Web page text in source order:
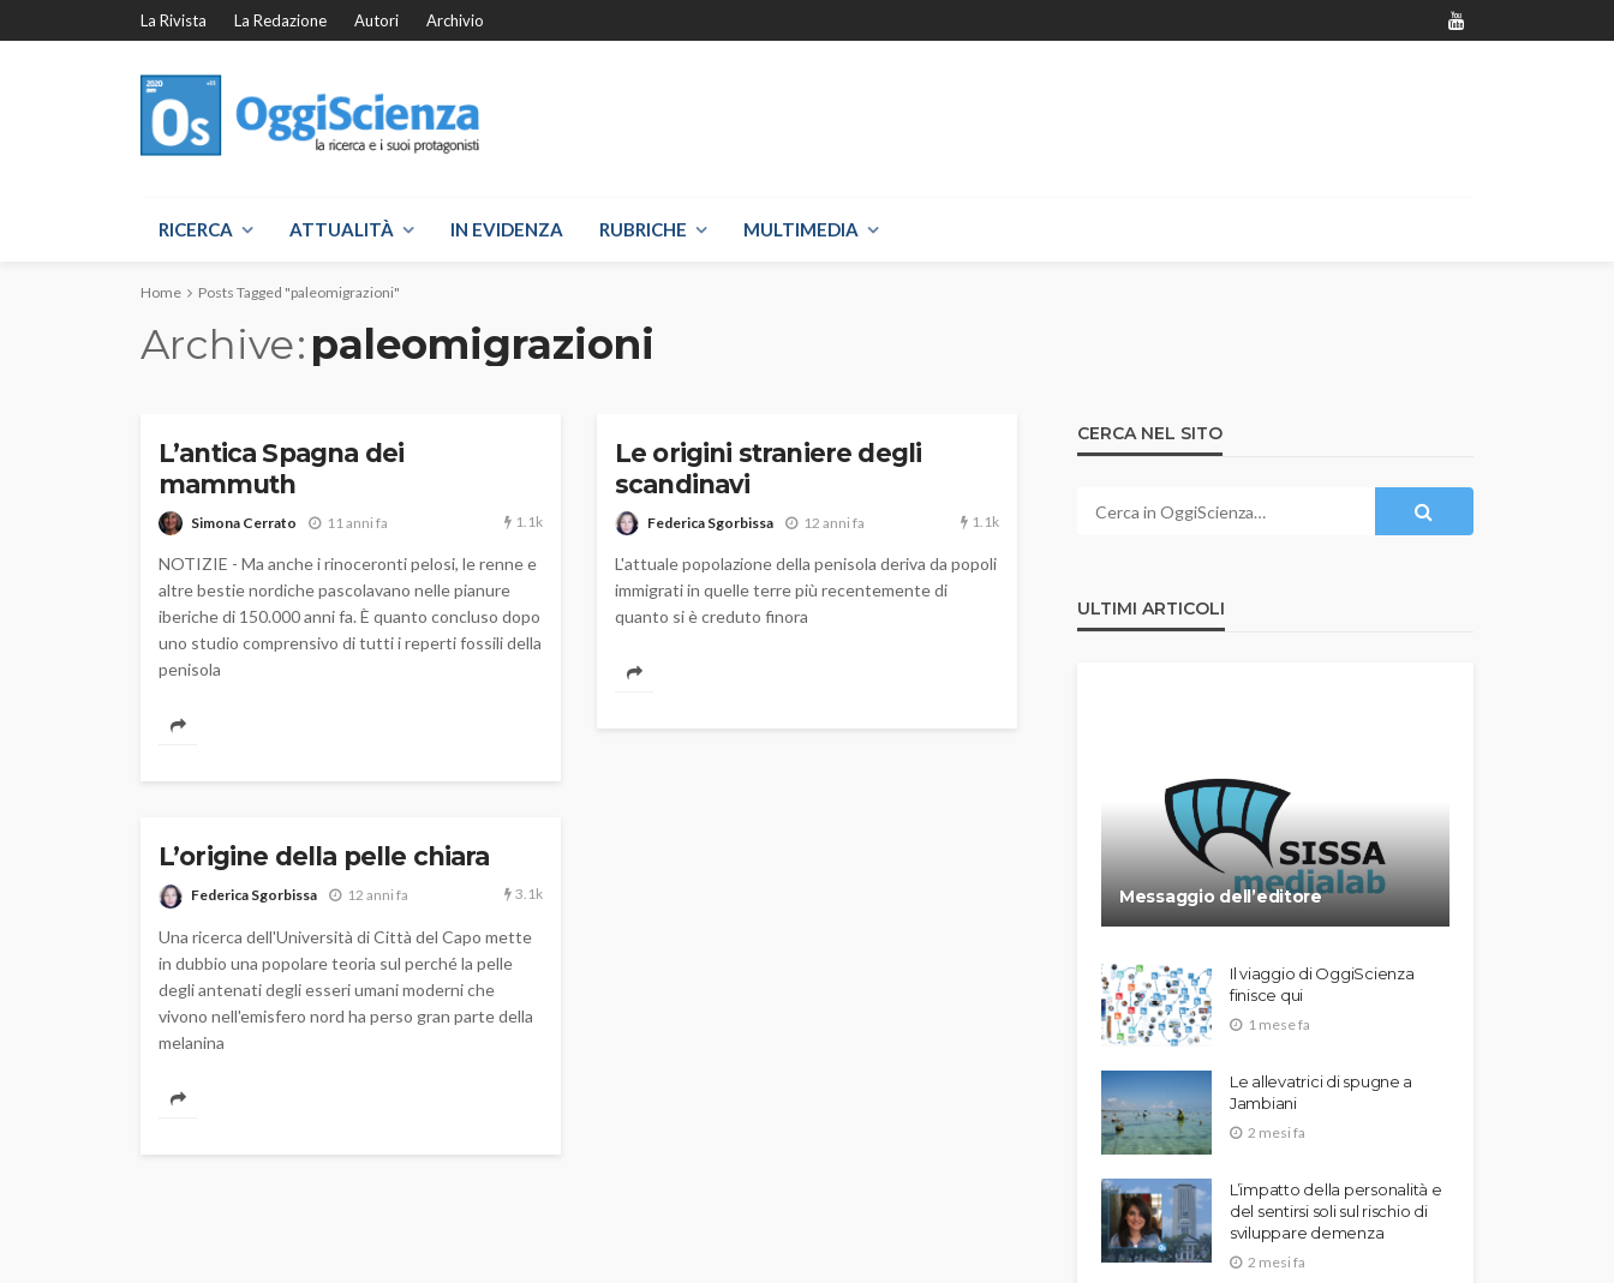
La Rivista La Redazione Autori Archivio
RICERCA ATTUALITÀ IN EVIDENZA RUBRICHE MULTIMEDIA
Home Posts Tagged "paleomigrazioni"
Archive paleomigrazioni
L’antica Spagna dei
mammuth
Simona Cerrato 11 anni fa 1.1k
NOTIZIE - Ma anche i rinoceronti pelosi, le renne e
altre bestie nordiche pascolavano nelle pianure
iberiche di 150.000 anni fa. È quanto concluso dopo
uno studio comprensivo di tutti i reperti fossili della
penisola
Le origini straniere degli
scandinavi
Federica Sgorbissa 12 anni fa 1.1k
L'attuale popolazione della penisola deriva da popoli
immigrati in quelle terre più recentemente di
quanto si è creduto finora
L’origine della pelle chiara
Federica Sgorbissa 12 anni fa 3.1k
Una ricerca dell'Università di Città del Capo mette
in dubbio una popolare teoria sul perché la pelle
degli antenati degli esseri umani moderni che
vivono nell'emisfero nord ha perso gran parte della
melanina
CERCA NEL SITO
ULTIMI ARTICOLI
Messaggio dell’editore
Il viaggio di OggiScienza
finisce qui
1 mese fa
Le allevatrici di spugne a
Jambiani
2 mesi fa
L’impatto della personalità e
del sentirsi soli sul rischio di
sviluppare demenza
2 mesi fa